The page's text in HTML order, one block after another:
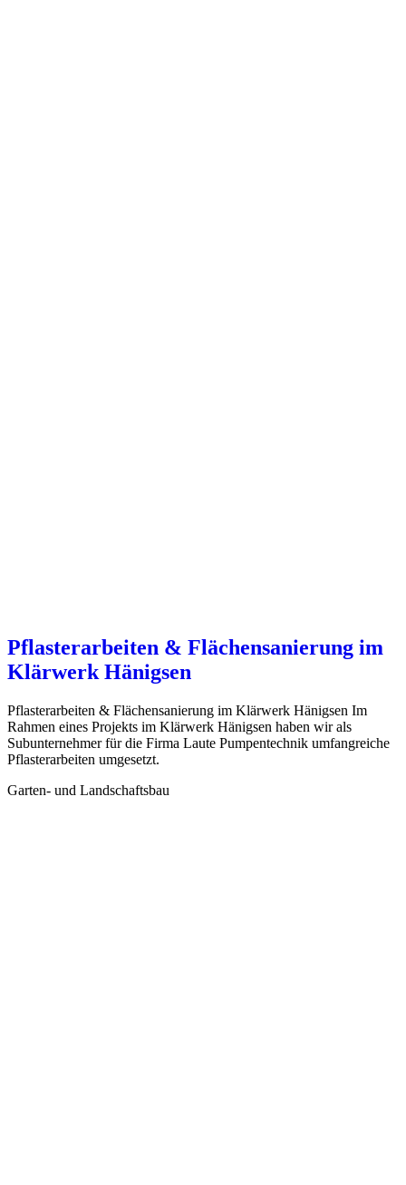
Pflasterarbeiten & Flächensanierung im
Klärwerk Hänigsen
Pflasterarbeiten & Flächensanierung im Klärwerk Hänigsen Im
Rahmen eines Projekts im Klärwerk Hänigsen haben wir als
Subunternehmer für die Firma Laute Pumpentechnik umfangreiche
Pflasterarbeiten umgesetzt.
Garten- und Landschaftsbau